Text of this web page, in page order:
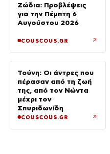
Ζώδια: Προβλέψεις
για την Πέμπτη 6
Αυγούστου 2026
COUSCOUS.GR ↗
Τούνη: Οι άντρες που
πέρασαν από τη ζωή
της, από τον Νώντα
μέχρι τον
Σπυριδωνίδη
COUSCOUS.GR ↗